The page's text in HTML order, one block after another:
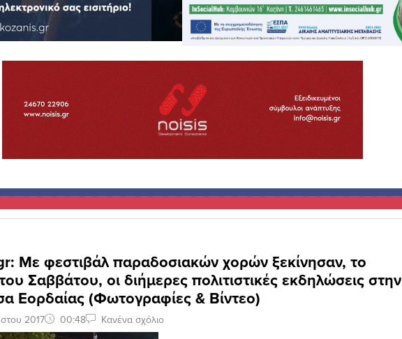
Με φεστιβάλ παραδοσιακών χορών ξεκίνησαν, το
Σαββάτου, οι διήμερες πολιτιστικές εκδηλώσεις στην
Εορδαίας (Φωτογραφίες & Βίντεο)
2017 00:48 Κανένα σχόλιο